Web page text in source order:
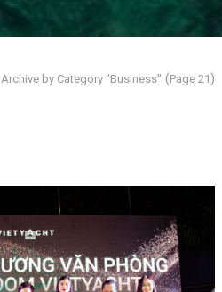
Archive by Category "Business" (Page 21)